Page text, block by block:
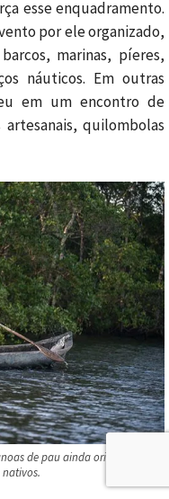
esse enquadramento.
por ele organizado,
marinas, píeres,
náuticos. Em outras
em um encontro de
artesanais, quilombolas
de pau ainda originais.
nativos.